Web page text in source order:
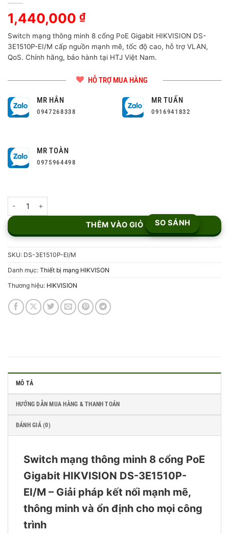
1,440,000 ₫
Switch mạng thông minh 8 cổng PoE Gigabit HIKVISION DS-
3E1510P-EI/M cấp nguồn mạnh mẽ, tốc độ cao, hỗ trợ VLAN,
QoS. Chính hãng, bảo hành tại HTJ Việt Nam.
HỖ TRỢ MUA HÀNG
MR HÂN
0947268338
MR TUẤN
0916941832
MR TOÀN
0975964498
THÊM VÀO GIỎ SO SÁNH
SKU: DS-3E1510P-EI/M
Danh mục: Thiết bị mạng HIKVISON
Thương hiệu: HIKVISION
MÔ TẢ
HƯỚNG DẪN MUA HÀNG & THANH TOÁN
ĐÁNH GIÁ (0)
Switch mạng thông minh 8 cổng PoE
Gigabit HIKVISION DS-3E1510P-
EI/M – Giải pháp kết nối mạnh mẽ,
thông minh và ổn định cho mọi công
trình